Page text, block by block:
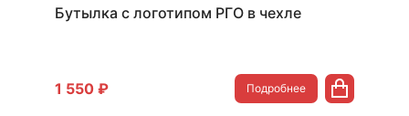
Бутылка с логотипом РГО в чехле
1 550 ₽ Подробнее